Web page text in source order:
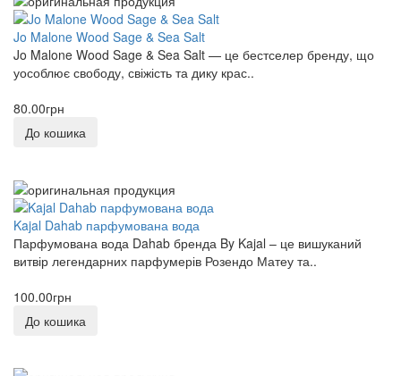
Lalique
0
Lancome
Lanvin
LE LABO
0
Louis Vuitton
0
Maison Crivelli
0
Jo Malone Wood Sage & Sea Salt
Jo Malone Wood Sage & Sea Salt — це бестселер бренду, що
уособлює свободу, свіжість та дику крас..
80.00грн
До кошика
Kajal Dahab парфумована вода
Парфумована вода Dahab бренда By Kajal – це вишуканий
витвір легендарних парфумерів Розендо Матеу та..
100.00грн
До кошика